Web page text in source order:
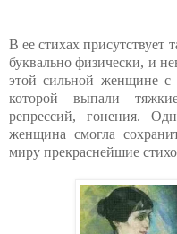
В ее стихах присутствует
буквально физически, и
этой сильной женщине с
которой выпали
репрессий, гонения.
женщина смогла
миру прекраснейшие